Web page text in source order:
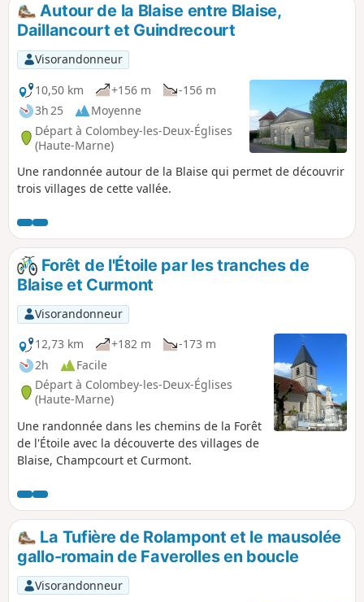
Autour de la Blaise entre Blaise,
Daillancourt et Guindrecourt
Visorandonneur
10,50 km
+156 m
-156 m
3h 25
Moyenne
Départ à Colombey-les-Deux-Églises
(Haute-Marne)
Une randonnée autour de la Blaise qui permet de découvrir
trois villages de cette vallée.
Forêt de l'Étoile par les tranches de
Blaise et Curmont
Visorandonneur
12,73 km
+182 m
-173 m
2h
Facile
Départ à Colombey-les-Deux-Églises
(Haute-Marne)
Une randonnée dans les chemins de la Forêt
de l'Étoile avec la découverte des villages de
Blaise, Champcourt et Curmont.
La Tufière de Rolampont et le mausolée
gallo-romain de Faverolles en boucle
Visorandonneur